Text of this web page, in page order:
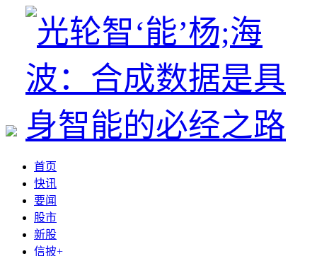
首页
快讯
要闻
股市
新股
信披+